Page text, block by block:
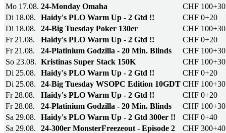
Mo 17.08. 24-Monday Omaha
CHF 100+30
Di 18.08.
Haidy's PLO Warm Up - 2 Gtd !!
CHF 0+20
Di 18.08.
24-Big Tuesday Poker 130er
CHF 100+30
Fr 21.08.
Haidy's PLO Warm Up - 2 Gtd !!
CHF 0+20
Fr 21.08.
24-Platinium Godzilla - 20 Min. Blinds
CHF 100+30
So 23.08. Kristinas Super Stack 150K
CHF 100+30
Di 25.08.
Haidy's PLO Warm Up - 2 Gtd !!
CHF 0+20
Di 25.08.
24-Big Tuesday WSOPC Edition 10GDT CHF 100+30
Fr 28.08.
Haidy's PLO Warm Up - 2 Gtd !!
CHF 0+20
Fr 28.08.
24-Platinium Godzilla - 20 Min. Blinds
CHF 100+30
Sa 29.08.
Haidy's PLO Warm Up - 2 Gtd 300er !!
CHF 0+40
Sa 29.08.
24-300er MonsterFreezeout - Episode 2
CHF 300+40